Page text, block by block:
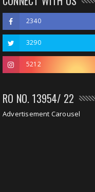
2340
3290
5212
RO NO. 13954/ 22
Advertisement Carousel